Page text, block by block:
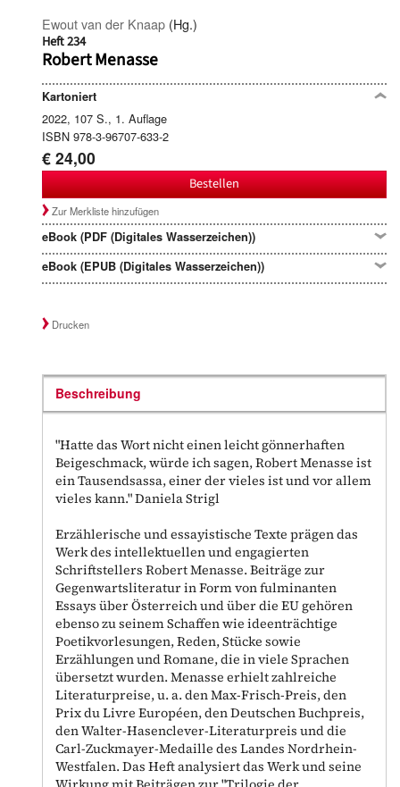
Ewout van der Knaap (Hg.)
Heft 234
Robert Menasse
Kartoniert
2022, 107 S., 1. Auflage
ISBN 978-3-96707-633-2
€ 24,00
Bestellen
Zur Merkliste hinzufügen
eBook (PDF (Digitales Wasserzeichen))
eBook (EPUB (Digitales Wasserzeichen))
Drucken
Beschreibung
"Hatte das Wort nicht einen leicht gönnerhaften
Beigeschmack, würde ich sagen, Robert Menasse ist
ein Tausendsassa, einer der vieles ist und vor allem
vieles kann." Daniela Strigl
Erzählerische und essayistische Texte prägen das
Werk des intellektuellen und engagierten
Schriftstellers Robert Menasse. Beiträge zur
Gegenwartsliteratur in Form von fulminanten
Essays über Österreich und über die EU gehören
ebenso zu seinem Schaffen wie ideenträchtige
Poetikvorlesungen, Reden, Stücke sowie
Erzählungen und Romane, die in viele Sprachen
übersetzt wurden. Menasse erhielt zahlreiche
Literaturpreise, u. a. den Max-Frisch-Preis, den
Prix du Livre Européen, den Deutschen Buchpreis,
den Walter-Hasenclever-Literaturpreis und die
Carl-Zuckmayer-Medaille des Landes Nordrhein-
Westfalen. Das Heft analysiert das Werk und seine